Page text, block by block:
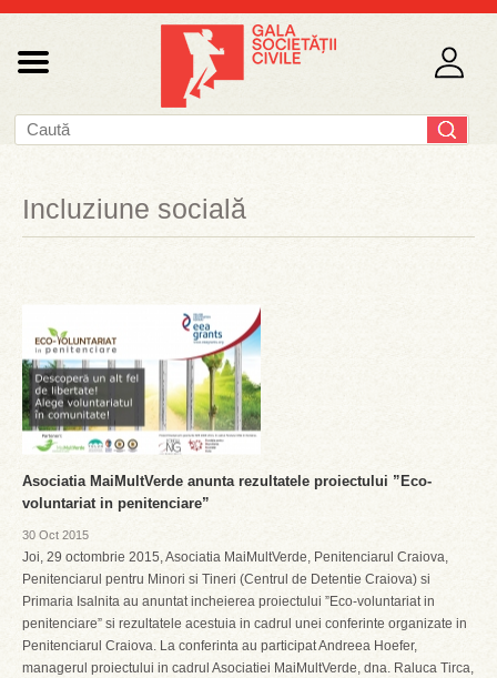
Incluziune socială
Asociatia MaiMultVerde anunta rezultatele proiectului ”Eco-
voluntariat in penitenciare”
30 Oct 2015
Joi, 29 octombrie 2015, Asociatia MaiMultVerde, Penitenciarul Craiova,
Penitenciarul pentru Minori si Tineri (Centrul de Detentie Craiova) si
Primaria Isalnita au anuntat incheierea proiectului ”Eco-voluntariat in
penitenciare” si rezultatele acestuia in cadrul unei conferinte organizate in
Penitenciarul Craiova. La conferinta au participat Andreea Hoefer,
managerul proiectului in cadrul Asociatiei MaiMultVerde, dna. Raluca Tirca,